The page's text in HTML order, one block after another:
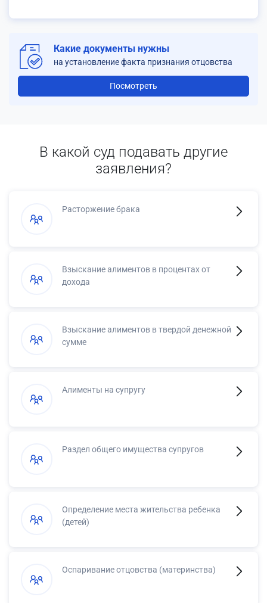
Какие документы нужны
на установление факта признания отцовства
Посмотреть
В какой суд подавать другие
заявления?
Расторжение брака
Взыскание алиментов в процентах от
дохода
Взыскание алиментов в твердой денежной
сумме
Алименты на супругу
Раздел общего имущества супругов
Определение места жительства ребенка
(детей)
Оспаривание отцовства (материнства)